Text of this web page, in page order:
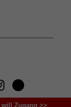
Zugang >>